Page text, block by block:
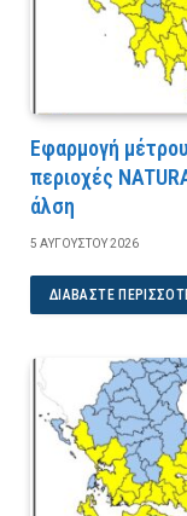
Εφαρμογή
περιοχές
άλση
5 ΑΥΓΟΎΣΤΟΥ 2026
ΔΙΑΒΆΣΤΕ